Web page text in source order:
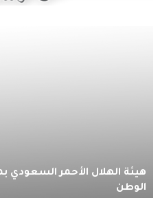
هيئة الهلال الأحمر السعودي
الوطن